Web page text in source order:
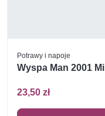
Potrawy i napoje
Wyspa Man 2001
23,50 zł